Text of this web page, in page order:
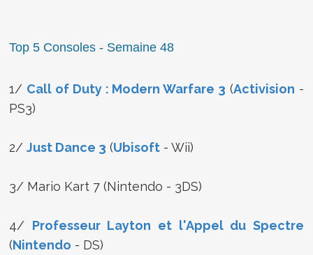
Top 5 Consoles - Semaine 48
1/ Call of Duty : Modern Warfare 3 (Activision -
PS3)
2/Just Dance 3 (Ubisoft - Wii)
3/ Mario Kart 7 (Nintendo - 3DS)
4/ Professeur Layton et l'Appel du Spectre
(Nintendo - DS)